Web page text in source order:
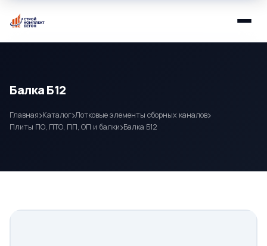
Балка Б12
Главная Каталог Лотковые элементы сборных каналов
Плиты ПО, ПТО, ПП, ОП и балки Балка Б12